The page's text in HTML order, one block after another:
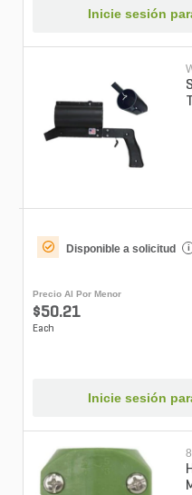
Inicie sesión
Disponible a solicitud i
Precio Al Por Menor
$50.21
Each
Inicie sesión